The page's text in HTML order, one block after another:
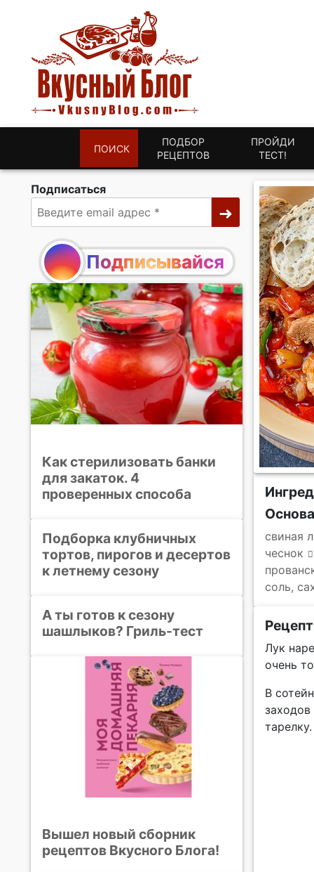
ПОИСК
ПОДБОР
РЕЦЕПТОВ
ПРОЙДИ
ТЕСТ!
Основа
свиная
чеснок
соль,
Лук
очень
В
тарелку.
Подписаться
Подписывайся
Как стерилизовать банки
для закаток. 4
проверенных способа
Подборка клубничных
тортов, пирогов и десертов
к летнему сезону
А ты готов к сезону
шашлыков? Гриль-тест
Вышел новый сборник
рецептов Вкусного Блога!